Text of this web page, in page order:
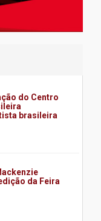
do Centro
brasileira
da Feira